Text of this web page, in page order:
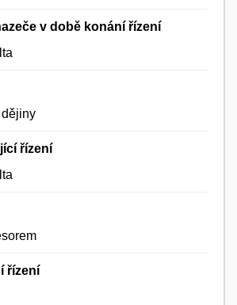
v době konání řízení
dějiny
řízení
řízení